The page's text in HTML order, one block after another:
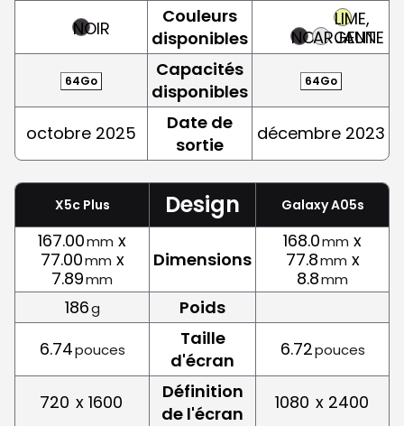
NOIR
Couleurs
disponibles
NOIRARGENT
LIME,
JAUNE
64Go
Capacités
disponibles
64Go
octobre 2025
Date de
sortie
décembre 2023
X5c Plus Design Galaxy A05s
167.00mm x
77.00mm x
7.89mm
Dimensions
168.0mm x
77.8mm x
8.8mm
186g
Poids
6.74pouces
Taille
d'écran
6.72pouces
720 x 1600
Définition
de l'écran
1080 x 2400